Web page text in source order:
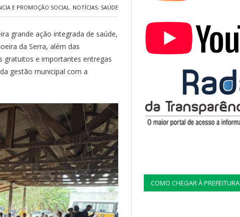
E PROMOÇÃO SOCIAL, NOTÍCIAS, SAÚDE
grande ação integrada de saúde,
da Serra, além das
gratuitos e importantes entregas
gestão municipal com a
COMO CHEGAR À PREFEITURA